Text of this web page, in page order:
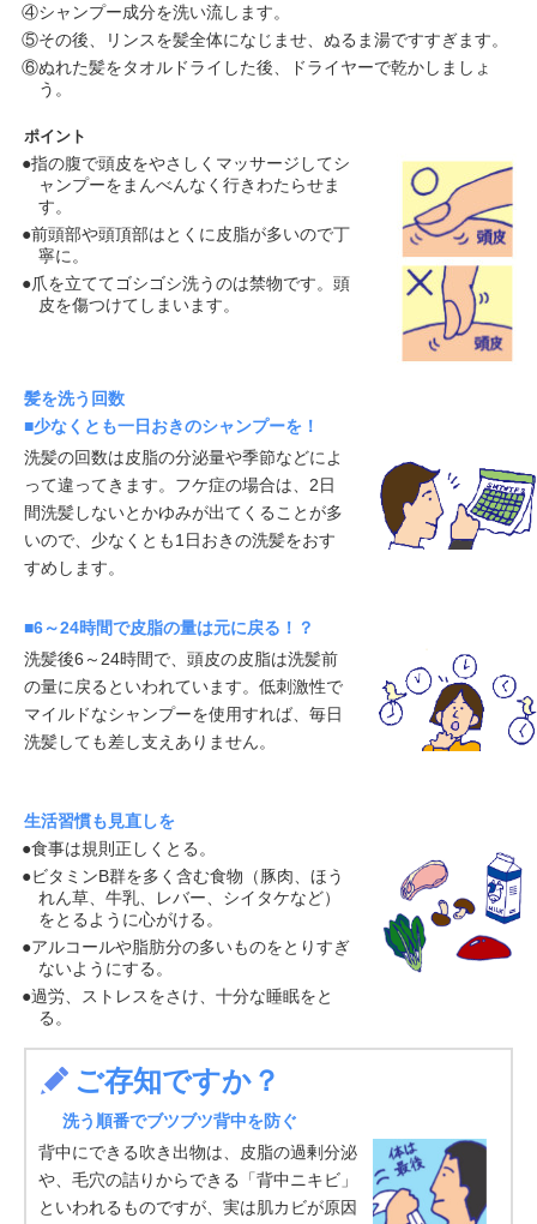
④シャンプー成分を洗い流します。
⑤その後、リンスを髪全体になじませ、ぬるま湯ですすぎます。
⑥ぬれた髪をタオルドライした後、ドライヤーで乾かしましょ
う。
ポイント
●指の腹で頭皮をやさしくマッサージしてシ
ャンプーをまんべんなく行きわたらせま
す。
●前頭部や頭頂部はとくに皮脂が多いので丁
寧に。
●爪を立ててゴシゴシ洗うのは禁物です。頭
皮を傷つけてしまいます。
髪を洗う回数
■少なくとも一日おきのシャンプーを！
洗髪の回数は皮脂の分泌量や季節などによ
って違ってきます。フケ症の場合は、2日
間洗髪しないとかゆみが出てくることが多
いので、少なくとも1日おきの洗髪をおす
すめします。
■6～24時間で皮脂の量は元に戻る！？
洗髪後6～24時間で、頭皮の皮脂は洗髪前
の量に戻るといわれています。低刺激性で
マイルドなシャンプーを使用すれば、毎日
洗髪しても差し支えありません。
生活習慣も見直しを
●食事は規則正しくとる。
●ビタミンB群を多く含む食物（豚肉、ほう
れん草、牛乳、レバー、シイタケなど）
をとるように心がける。
●アルコールや脂肪分の多いものをとりすぎ
ないようにする。
●過労、ストレスをさけ、十分な睡眠をと
る。
ご存知ですか？
洗う順番でブツブツ背中を防ぐ
背中にできる吹き出物は、皮脂の過剰分泌
や、毛穴の詰りからできる「背中ニキビ」
といわれるものですが、実は肌カビが原因